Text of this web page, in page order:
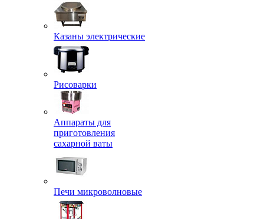
Казаны электрические
Рисоварки
Аппараты для
приготовления
сахарной ваты
Печи микроволновые